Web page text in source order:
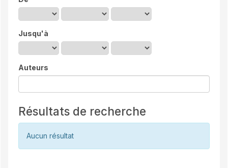
Jusqu'à
Auteurs
Résultats de recherche
Aucun résultat